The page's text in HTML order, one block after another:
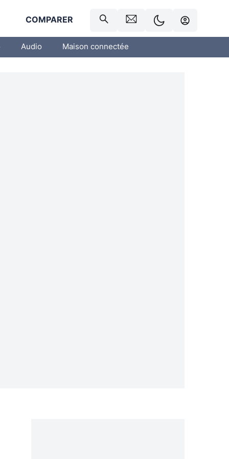
COMPARER
Audio Maison connectée